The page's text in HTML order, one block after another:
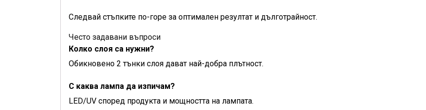
Следвай стъпките по-горе за оптимален резултат и дълготрайност.
Често задавани въпроси
Колко слоя са нужни?
Обикновено 2 тънки слоя дават най-добра плътност.
С каква лампа да изпичам?
LED/UV според продукта и мощността на лампата.